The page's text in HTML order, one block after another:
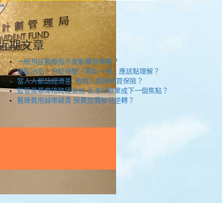
期文章
一紙預設醫療指示會影響保單嗎？
保監出招！分紅保單「兩年一檢」應該點理解？
當人人都話經濟差 有錢人點解仲買保險？
監管風暴席捲跨境金融 香港保險業成下一個焦點？
醫療費用越嚟越貴 保費加價無可逆轉？